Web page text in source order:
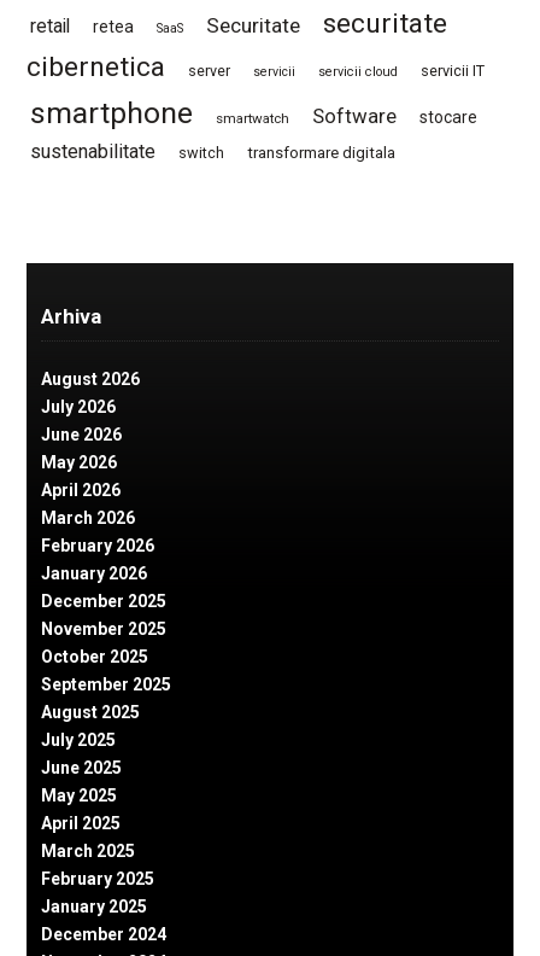
retail retea SaaS Securitate
securitate
cibernetica
server servicii servicii cloud servicii IT
smartphone smartwatch Software stocare
sustenabilitate switch transformare digitala
Arhiva
August 2026
July 2026
June 2026
May 2026
April 2026
March 2026
February 2026
January 2026
December 2025
November 2025
October 2025
September 2025
August 2025
July 2025
June 2025
May 2025
April 2025
March 2025
February 2025
January 2025
December 2024